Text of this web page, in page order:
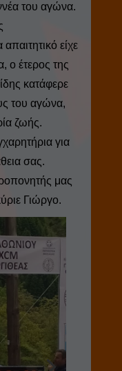
του αγώνα.
είχε
ο έτερος της
κατάφερε
του αγώνα,
ζωής.
για
σας.
μας
Γιώργο.